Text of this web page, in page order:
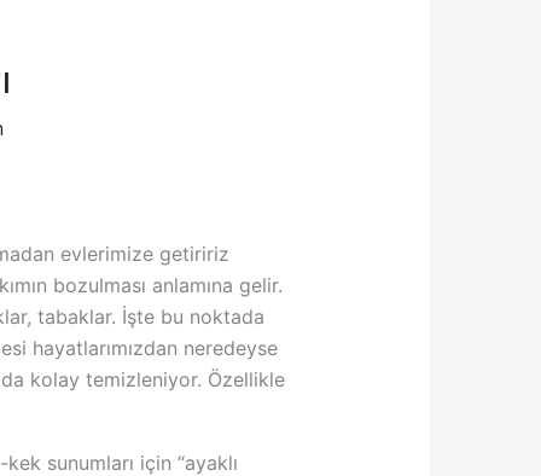
evlerimize getiririz
bozulması anlamına gelir.
tabaklar. İşte bu noktada
hayatlarımızdan neredeyse
kolay temizleniyor. Özellikle
sunumları için “ayaklı